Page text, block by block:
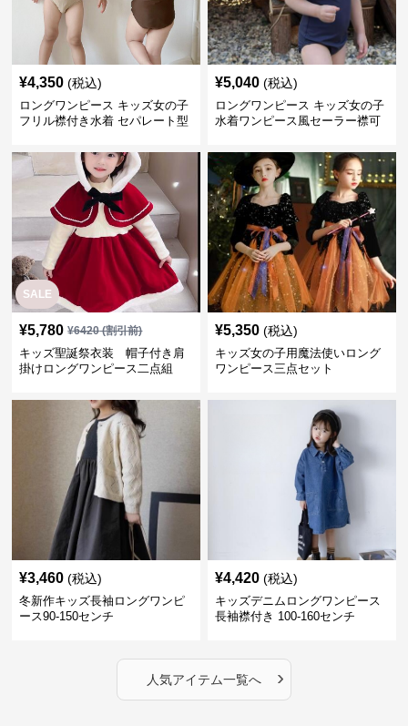
¥4,350 (税込)
ロングワンピース キッズ女の子
フリル襟付き水着 セパレート型
¥5,040 (税込)
ロングワンピース キッズ女の子
水着ワンピース風セーラー襟可
SALE
¥5,780 ¥6420(割引前)
キッズ聖誕祭衣装 帽子付き肩
掛けロングワンピース二点組
¥5,350 (税込)
キッズ女の子用魔法使いロング
ワンピース三点セット
¥3,460 (税込)
冬新作キッズ長袖ロングワンピ
ース90-150センチ
¥4,420 (税込)
キッズデニムロングワンピース
長袖襟付き 100-160センチ
人気アイテム一覧へ ›